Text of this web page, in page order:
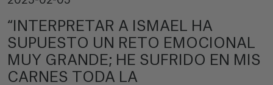
“INTERPRETAR A ISMAEL HA
SUPUESTO UN RETO EMOCIONAL
MUY GRANDE; HE SUFRIDO EN MIS
CARNES TODA LA